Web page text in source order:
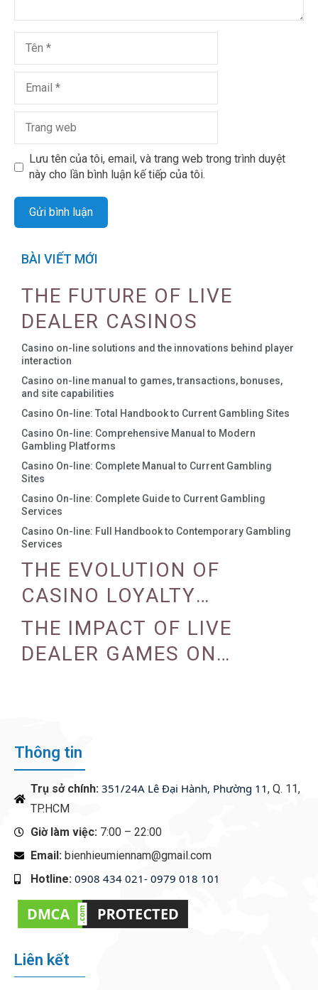
Lưu tên của tôi, email, và trang web trong trình duyệt
này cho lần bình luận kế tiếp của tôi.
BÀI VIẾT MỚI
THE FUTURE OF LIVE
DEALER CASINOS
Casino on-line solutions and the innovations behind player
interaction
Casino on-line manual to games, transactions, bonuses,
and site capabilities
Casino On-line: Total Handbook to Current Gambling Sites
Casino On-line: Comprehensive Manual to Modern
Gambling Platforms
Casino On-line: Complete Manual to Current Gambling
Sites
Casino On-line: Complete Guide to Current Gambling
Services
Casino On-line: Full Handbook to Contemporary Gambling
Services
THE EVOLUTION OF
CASINO LOYALTY
PROGRAMS
THE IMPACT OF LIVE
DEALER GAMES ON
Thông tin
Trụ sở chính: 351/24A Lê Đại Hành, Phường 11, Q. 11,
TP.HCM
Giờ làm việc: 7:00 – 22:00
Email: bienhieumiennam@gmail.com
Hotline: 0908 434 021- 0979 018 101
Liên kết